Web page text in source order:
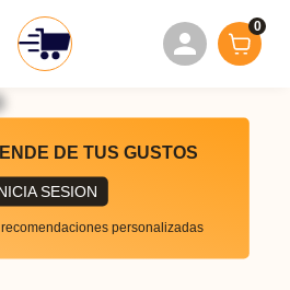
0
DE TUS GUSTOS
SESION
personalizadas